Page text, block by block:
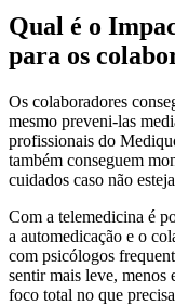
Qual é o
para os
Os colaboradores
mesmo preveni-las
profissionais do
também conseguem
cuidados caso não
Com a telemedicina é
a automedicação e o
com psicólogos
sentir mais leve, menos
foco total no que